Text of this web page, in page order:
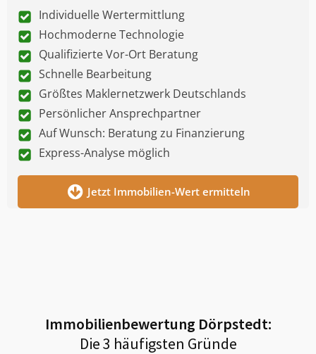
Individuelle Wertermittlung
Hochmoderne Technologie
Qualifizierte Vor-Ort Beratung
Schnelle Bearbeitung
Größtes Maklernetzwerk Deutschlands
Persönlicher Ansprechpartner
Auf Wunsch: Beratung zu Finanzierung
Express-Analyse möglich
Jetzt Immobilien-Wert ermitteln
Immobilienbewertung Dörpstedt:
Die 3 häufigsten Gründe